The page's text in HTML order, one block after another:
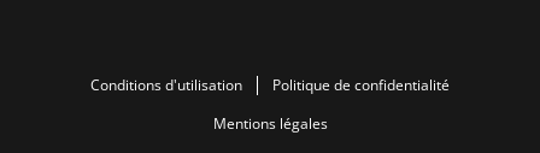
Conditions d'utilisation
Politique de confidentialité
Mentions légales